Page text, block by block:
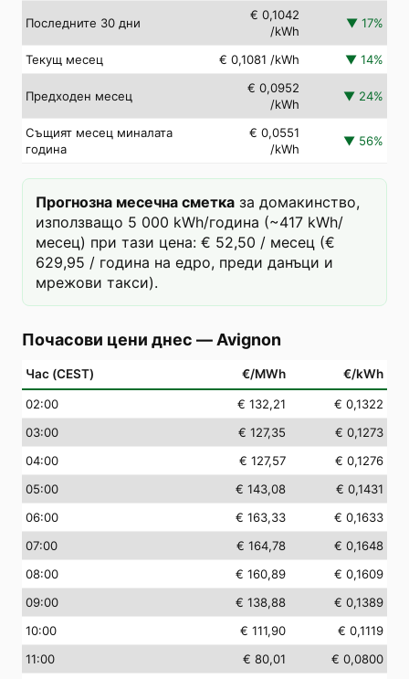
Последните 30 дни
€ 0,1042
/kWh
▼ 17%
Текущ месец € 0,1081 /kWh ▼ 14%
Предходен месец
€ 0,0952
/kWh
▼ 24%
Същият месец миналата
година
€ 0,0551
/kWh
▼ 56%
Прогнозна месечна сметка за домакинство,
използващо 5 000 kWh/година (~417 kWh/
месец) при тази цена: € 52,50 / месец (€
629,95 / година на едро, преди данъци и
мрежови такси).
Почасови цени днес — Avignon
Час (CEST) €/MWh €/kWh
02:00 € 132,21
€ 0,1322
03:00 € 127,35
€ 0,1273
04:00 € 127,57
€ 0,1276
05:00 € 143,08
€ 0,1431
06:00 € 163,33
€ 0,1633
07:00 € 164,78
€ 0,1648
08:00 € 160,89
€ 0,1609
09:00 € 138,88
€ 0,1389
10:00 € 111,90
€ 0,1119
11:00 € 80,01
€ 0,0800